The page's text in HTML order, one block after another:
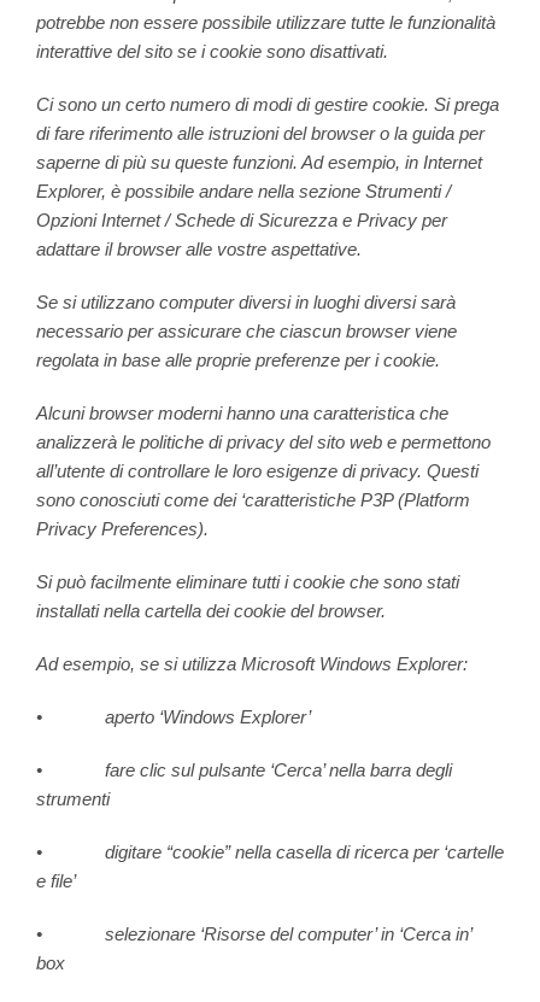
potrebbe non essere possibile utilizzare tutte le funzionalità
interattive del sito se i cookie sono disattivati.
Ci sono un certo numero di modi di gestire cookie. Si prega
di fare riferimento alle istruzioni del browser o la guida per
saperne di più su queste funzioni. Ad esempio, in Internet
Explorer, è possibile andare nella sezione Strumenti /
Opzioni Internet / Schede di Sicurezza e Privacy per
adattare il browser alle vostre aspettative.
Se si utilizzano computer diversi in luoghi diversi sarà
necessario per assicurare che ciascun browser viene
regolata in base alle proprie preferenze per i cookie.
Alcuni browser moderni hanno una caratteristica che
analizzerà le politiche di privacy del sito web e permettono
all’utente di controllare le loro esigenze di privacy. Questi
sono conosciuti come dei ‘caratteristiche P3P (Platform
Privacy Preferences).
Si può facilmente eliminare tutti i cookie che sono stati
installati nella cartella dei cookie del browser.
Ad esempio, se si utilizza Microsoft Windows Explorer:
• aperto ‘Windows Explorer’
• fare clic sul pulsante ‘Cerca’ nella barra degli
strumenti
• digitare “cookie” nella casella di ricerca per ‘cartelle
e file’
• selezionare ‘Risorse del computer’ in ‘Cerca in’
box